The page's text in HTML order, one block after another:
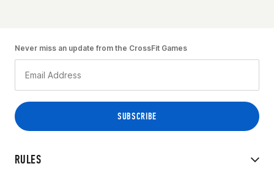
RULES
Never miss an update from the CrossFit Games